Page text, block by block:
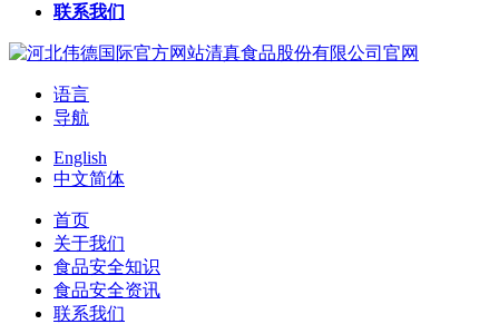
联系我们
语言
导航
English
中文简体
首页
关于我们
食品安全知识
食品安全资讯
联系我们